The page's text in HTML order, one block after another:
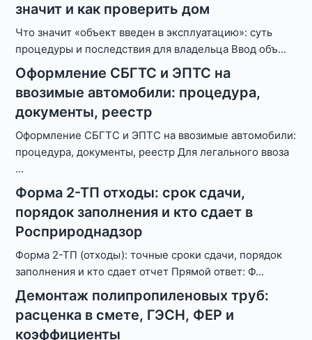
значит и как проверить дом
Что значит «объект введен в эксплуатацию»: суть
процедуры и последствия для владельца Ввод объ...
Оформление СБГТС и ЭПТС на
ввозимые автомобили: процедура,
документы, реестр
Оформление СБГТС и ЭПТС на ввозимые автомобили:
процедура, документы, реестр Для легального ввоза
...
Форма 2-ТП отходы: срок сдачи,
порядок заполнения и кто сдает в
Росприроднадзор
Форма 2-ТП (отходы): точные сроки сдачи, порядок
заполнения и кто сдает отчет Прямой ответ: Ф...
Демонтаж полипропиленовых труб:
расценка в смете, ГЭСН, ФЕР и
коэффициенты